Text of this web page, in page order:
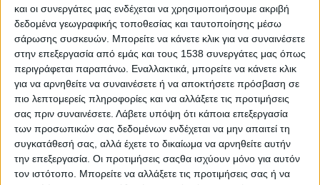
και οι συνεργάτες μας ενδέχεται να χρησιμοποιήσουμε ακριβή
δεδομένα γεωγραφικής τοποθεσίας και ταυτοποίησης μέσω
σάρωσης συσκευών. Μπορείτε να κάνετε κλικ για να συναινέσετε
στην επεξεργασία από εμάς και τους 1538 συνεργάτες μας όπως
περιγράφεται παραπάνω. Εναλλακτικά, μπορείτε να κάνετε κλικ
για να αρνηθείτε να συναινέσετε ή να αποκτήσετε πρόσβαση σε
πιο λεπτομερείς πληροφορίες και να αλλάξετε τις προτιμήσεις
σας πριν συναινέσετε. Λάβετε υπόψη ότι κάποια επεξεργασία
των προσωπικών σας δεδομένων ενδέχεται να μην απαιτεί τη
συγκατάθεσή σας, αλλά έχετε το δικαίωμα να αρνηθείτε αυτήν
την επεξεργασία. Οι προτιμήσεις σαςθα ισχύουν μόνο για αυτόν
τον ιστότοπο. Μπορείτε να αλλάξετε τις προτιμήσεις σας ή να
Στόχος της ημερίδας είναι να δοθούν πρακτικές
απαντήσεις και σαφής ενημέρωση για ζητήματα
που επηρεάζουν άμεσα τον εργασιακό και
συνταξιοδοτικό σχεδιασμό των εργαζομένων στην